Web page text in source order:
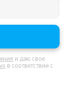
и даю свое
в соответствии с